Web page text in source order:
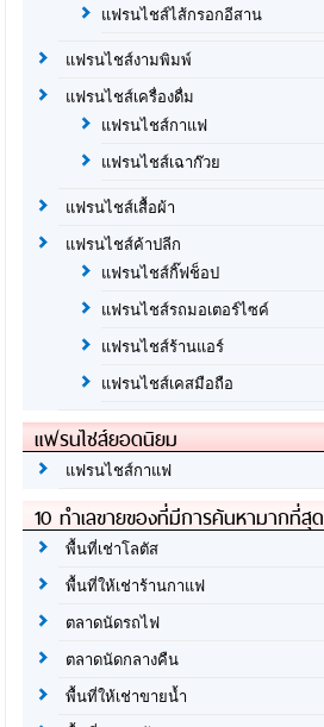
แฟรนไชส์ไส้กรอกอีสาน
แฟรนไชส์งามพิมพ์
แฟรนไชส์เครื่องดื่ม
แฟรนไชส์กาแฟ
แฟรนไชส์เฉาก๊วย
แฟรนไชส์เสื้อผ้า
แฟรนไชส์ค้าปลีก
แฟรนไชส์กิ๊ฟช็อป
แฟรนไชส์รถมอเตอร์ไซค์
แฟรนไชส์ร้านแอร์
แฟรนไชส์เคสมือถือ
แฟรนไชส์ยอดนิยม
แฟรนไชส์กาแฟ
10 ทำเลขายของที่มีการค้นหามากที่สุด
พื้นที่เช่าโลตัส
พื้นที่ให้เช่าร้านกาแฟ
ตลาดนัดรถไฟ
ตลาดนัดกลางคืน
พื้นที่ให้เช่าขายน้ำ